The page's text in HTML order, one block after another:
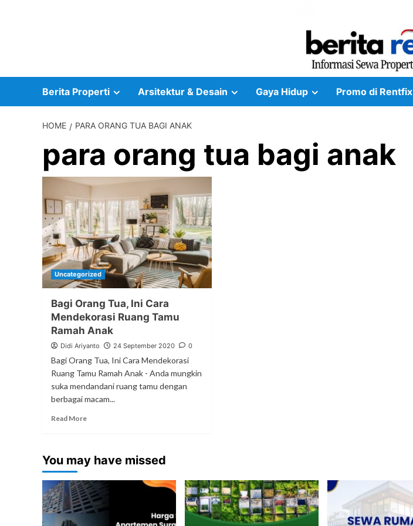
Berita Properti Arsitektur & Desain Gaya Hidup Promo di Rentfix
HOME PARA ORANG TUA BAGI ANAK
para orang tua bagi anak
Uncategorized
Bagi Orang Tua, Ini Cara
Mendekorasi Ruang Tamu
Ramah Anak
Didi Ariyanto 24 September 2020 0
Bagi Orang Tua, Ini Cara Mendekorasi
Ruang Tamu Ramah Anak - Anda mungkin
suka mendandani ruang tamu dengan
berbagai macam...
Read More
You may have missed